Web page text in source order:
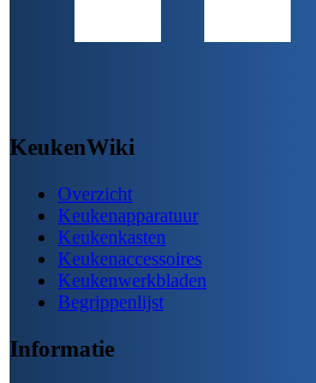
KeukenWiki
Overzicht
Keukenapparatuur
Keukenkasten
Keukenaccessoires
Keukenwerkbladen
Begrippenlijst
Informatie